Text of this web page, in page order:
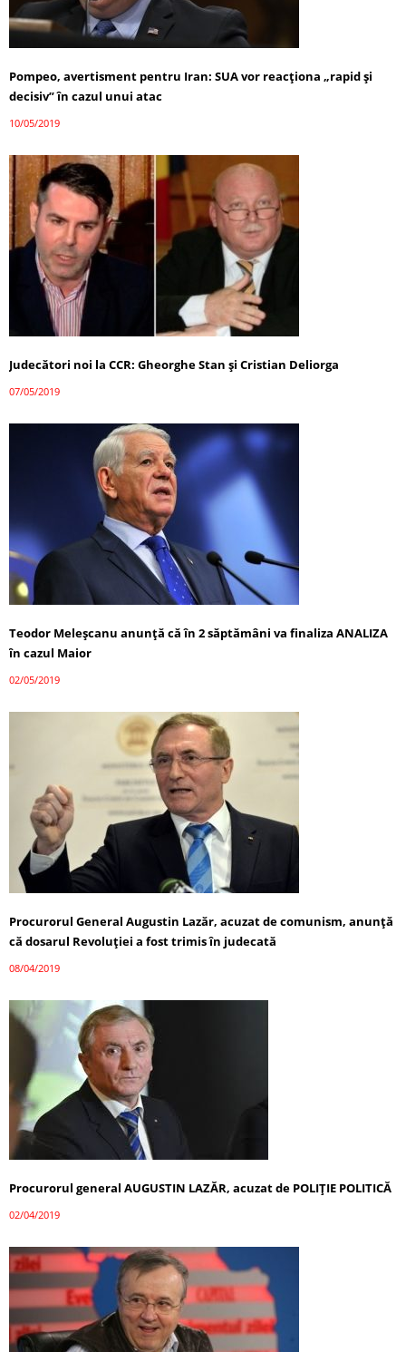
Pompeo, avertisment pentru Iran: SUA vor reacţiona „rapid şi
decisiv” în cazul unui atac
10/05/2019
Judecători noi la CCR: Gheorghe Stan şi Cristian Deliorga
07/05/2019
Teodor Meleșcanu anunță că în 2 săptămâni va finaliza ANALIZA
în cazul Maior
02/05/2019
Procurorul General Augustin Lazăr, acuzat de comunism, anunță
că dosarul Revoluţiei a fost trimis în judecată
08/04/2019
Procurorul general AUGUSTIN LAZĂR, acuzat de POLIȚIE POLITICĂ
02/04/2019